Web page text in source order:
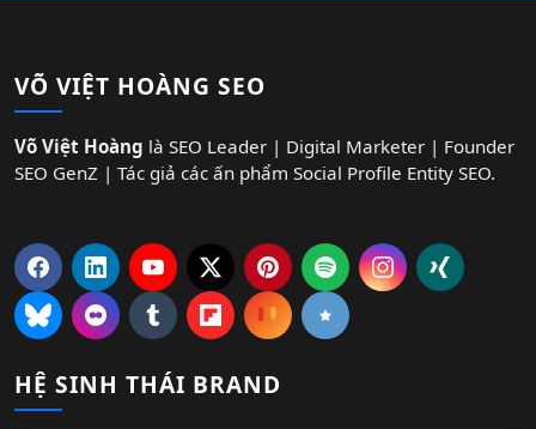
VÕ VIỆT HOÀNG SEO
Võ Việt Hoàng là SEO Leader | Digital Marketer | Founder
SEO GenZ | Tác giả các ấn phẩm Social Profile Entity SEO.
HỆ SINH THÁI BRAND